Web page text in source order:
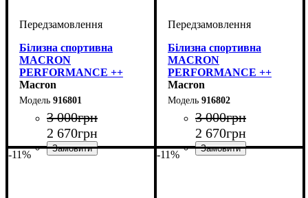
Білизна спортивна
MACRON
PERFORMANCE ++
Long-sleeves top (916801)
Macron
916801
3 000грн
2 670грн
Виробник
Колір
Білизна спортивна
MACRON
PERFORMANCE ++
Long-sleeves top (916802)
Macron
916802
3 000грн
2 670грн
Виробник
Колір
-11% -11%